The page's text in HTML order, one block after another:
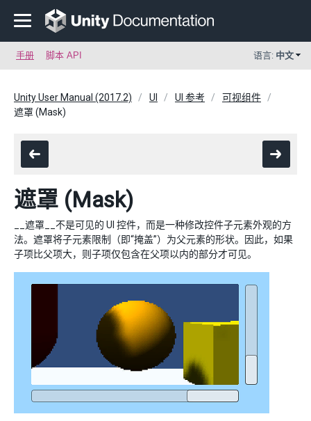
手册 脚本 API 语言: 中文
Unity User Manual (2017.2) UI UI 参考
可视组件
遮罩 (Mask)
遮罩 (Mask)
__遮罩__不是可见的 UI 控件，而是一种修改控件子元素外观的方
法。遮罩将子元素限制（即“掩盖”）为父元素的形状。因此，如果
子项比父项大，则子项仅包含在父项以内的部分才可见。